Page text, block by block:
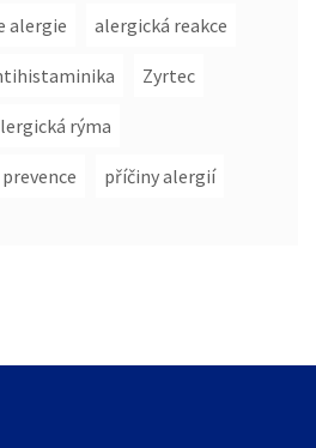
alergie alergická reakce
Zyrtec
rýma
prevence příčiny alergií